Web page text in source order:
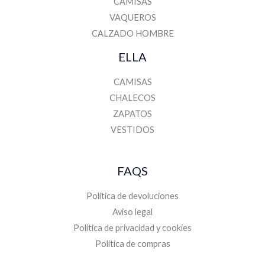
VAQUEROS
CALZADO HOMBRE
ELLA
CAMISAS
CHALECOS
ZAPATOS
VESTIDOS
FAQS
Política de devoluciones
Aviso legal
Politica de privacidad y cookies
Politica de compras